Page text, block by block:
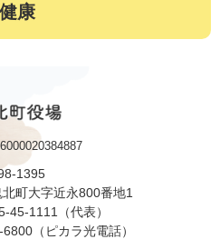
健康
1395
町大字近永800番地1
45-1111（代表）
6800（ピカラ光電話）